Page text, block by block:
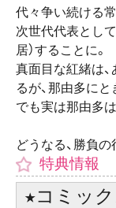
代々争い続ける
次世代代表とし
居）することに。
真面目な紅緒は
るが、那由多に
でも実は那由多
どうなる、勝負の
特典情報
★コミッ